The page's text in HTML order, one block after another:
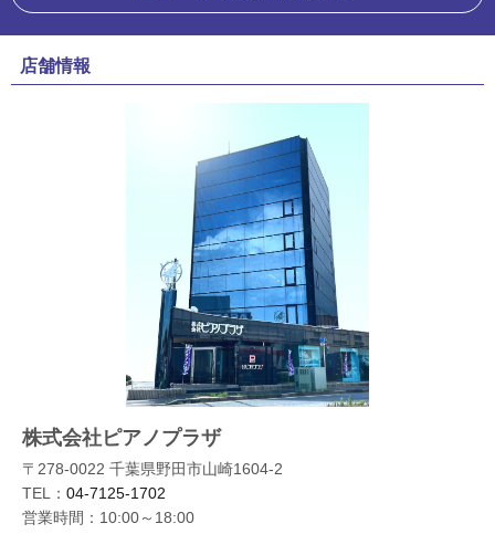
店舗情報
株式会社ピアノプラザ
〒278-0022 千葉県野田市山崎1604-2
TEL： 04-7125-1702
営業時間：10:00～18:00